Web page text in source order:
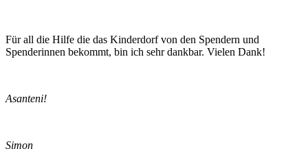
Für all die Hilfe die das Kinderdorf von den Spendern und
Spenderinnen bekommt, bin ich sehr dankbar. Vielen Dank!
Asanteni!
Simon